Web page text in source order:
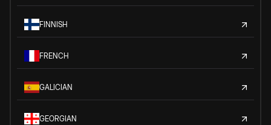
FINNISH
FRENCH
GALICIAN
GEORGIAN